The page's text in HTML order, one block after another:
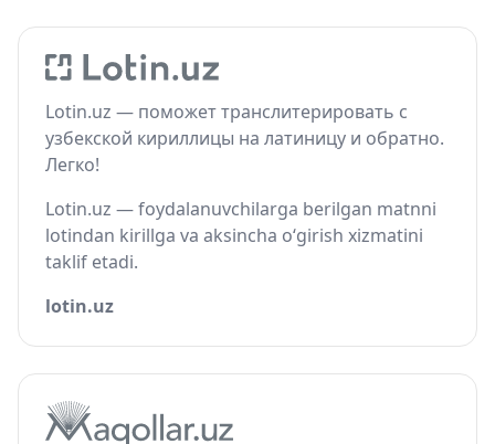
Lotin.uz — поможет транслитерировать с
узбекской кириллицы на латиницу и обратно.
Легко!
Lotin.uz — foydalanuvchilarga berilgan matnni
lotindan kirillga va aksincha o‘girish xizmatini
taklif etadi.
lotin.uz